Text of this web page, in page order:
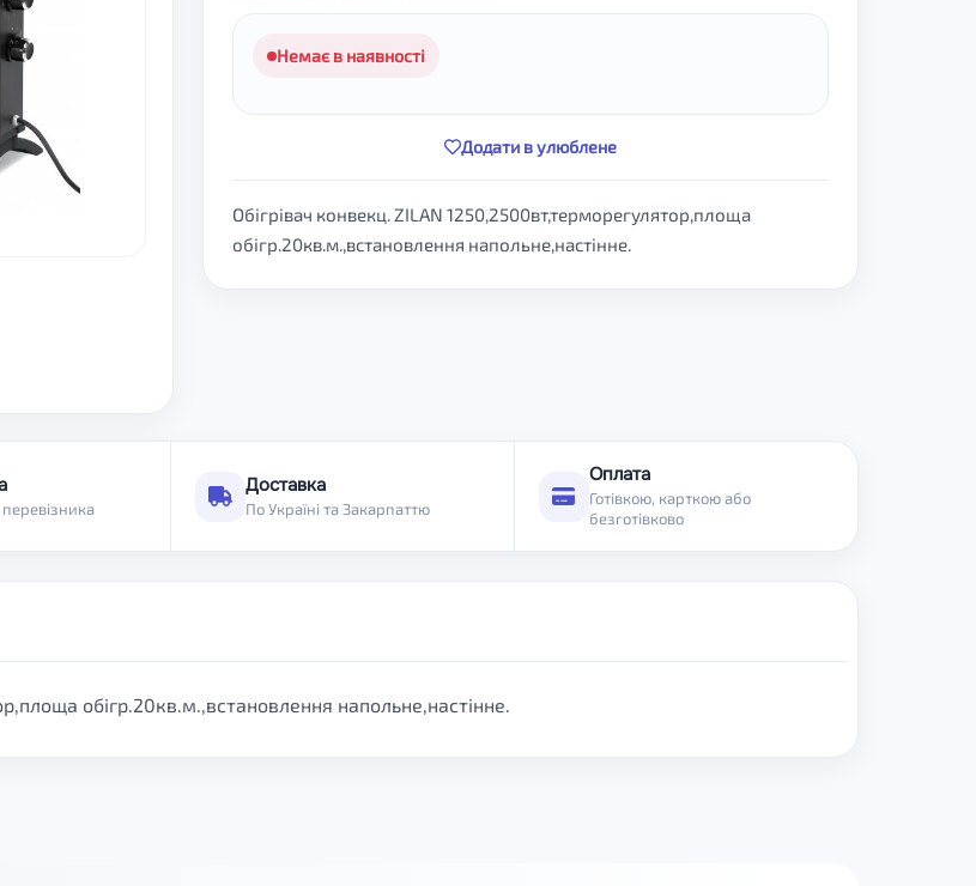
Немає в наявності
Додати в улюблене
Обігрівач конвекц. ZILAN 1250,2500вт,терморегулятор,площа
обігр.20кв.м.,встановлення напольне,настінне.
Доставка
По Україні та Закарпаттю
Оплата
Готівкою, карткою або
безготівково
обігр.20кв.м.,встановлення напольне,настінне.